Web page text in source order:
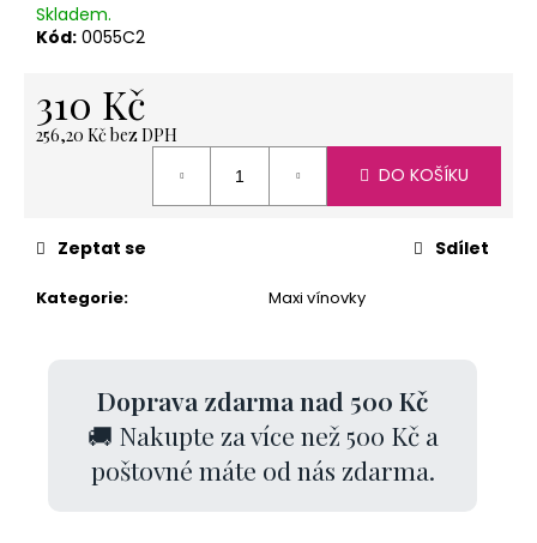
Skladem.
Kód: 0055C2
310 Kč
256,20 Kč bez DPH
DO KOŠÍKU
Kategorie: Maxi vínovky
Zeptat se Sdílet
Doprava zdarma nad 500 Kč
🚚 Nakupte za více než 500 Kč a
poštovné máte od nás zdarma.
Kč